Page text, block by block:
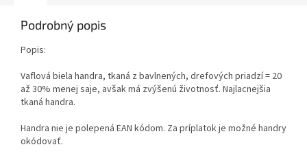
Podrobný popis
Popis:
Vaflová biela handra, tkaná z bavlnených, drefových priadzí = 20
až 30% menej saje, avšak má zvýšenú životnosť. Najlacnejšia
tkaná handra.
Handra nie je polepená EAN kódom. Za príplatok je možné handry
okódovať.